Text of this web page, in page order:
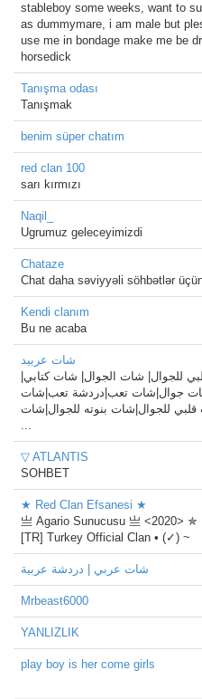
stableboy some weeks, want to
as dummymare, i am male but
use me in bondage make me be
horsedick
Tanışma odası
Tanışmak
benim süper chatım
red clan 100
sarı kırmızı
Naqil_
Ugrumuz geleceyimizdi
Chataze
Chat daha səviyyəli söhbətlər üçün
Kendi clanım
Bu ne acaba
شات عربيد
للجوال| شات الجوال| شات كتابي|
جوال|شات تعب|دردشة تعب|شات
للجوال|شات بنوته للجوال|شات
...
▽ ATLANTIS
SOHBET
★ Red Clan Efsanesi ★
亗 Agario Sunucusu 亗 <2020> ✯
[TR] Turkey Official Clan • (✓) ~
شات عربي | دردشة عربية
Mrbeast6000
YANLIZLIK
play boy is her come girls